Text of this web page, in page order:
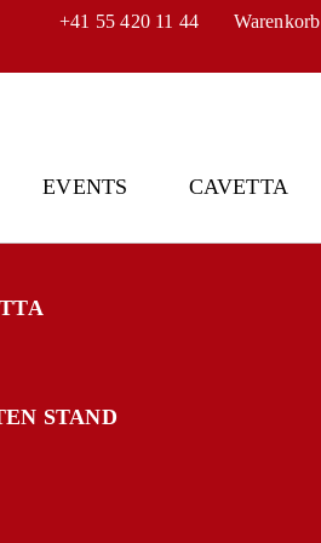
+41 55 420 11 44 Warenkorb
EVENTS CAVETTA
STAND